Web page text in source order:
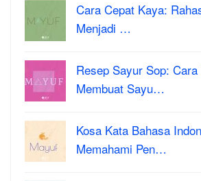
Cara Cepat Kaya:
Menjadi …
Resep Sayur Sop: Cara
Membuat Sayu…
Kosa Kata Bahasa
Memahami Pen…